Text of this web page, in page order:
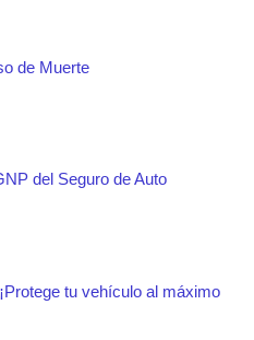
de Muerte
del Seguro de Auto
tu vehículo al máximo